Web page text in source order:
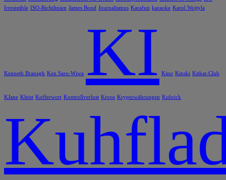
Irresistible ISO-Richtlinien James Bond Journalismus Karafun karaoke Karol Wojtyla
Kenneth Branagh Ken Saro-Wiwa KI Kino Kinski Kitkat-Club
KJane Kleist Kofferwort Kontrollverlust Kroos Kryptowährungen Kubrick